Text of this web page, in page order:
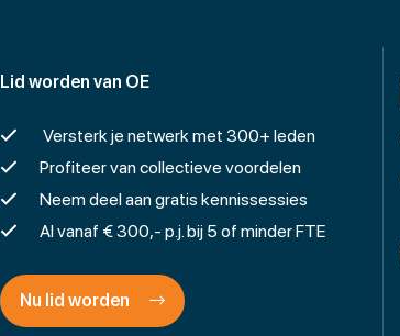
Lid worden van OE
Versterk je netwerk met 300+ leden
Profiteer van collectieve voordelen
Neem deel aan gratis kennissessies
Al vanaf € 300,- p.j. bij 5 of minder FTE
Nu lid worden